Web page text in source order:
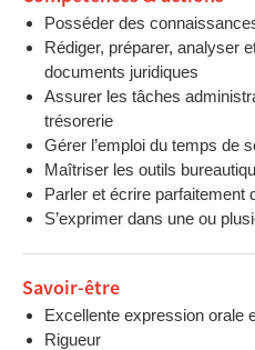
Posséder des
Rédiger, préparer, analyser
documents juridiques
Assurer les tâches
trésorerie
Gérer l’emploi du temps de
Maîtriser les outils
Parler et écrire parfaitement
S’exprimer dans une ou
Savoir-être
Excellente expression orale
Rigueur